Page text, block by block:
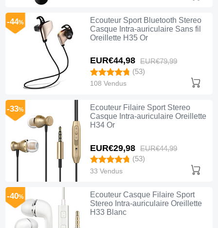
Ecouteur Sport Bluetooth Stereo
Casque Intra-auriculaire Sans fil
Oreillette H35 Or
EUR€44,98 EUR€79,99
-44%
(53)
108 Vendus
Ecouteur Filaire Sport Stereo
Casque Intra-auriculaire Oreillette
H34 Or
EUR€29,98 EUR€44,99
-33%
(53)
33 Vendus
Ecouteur Casque Filaire Sport
Stereo Intra-auriculaire Oreillette
H33 Blanc
-40%